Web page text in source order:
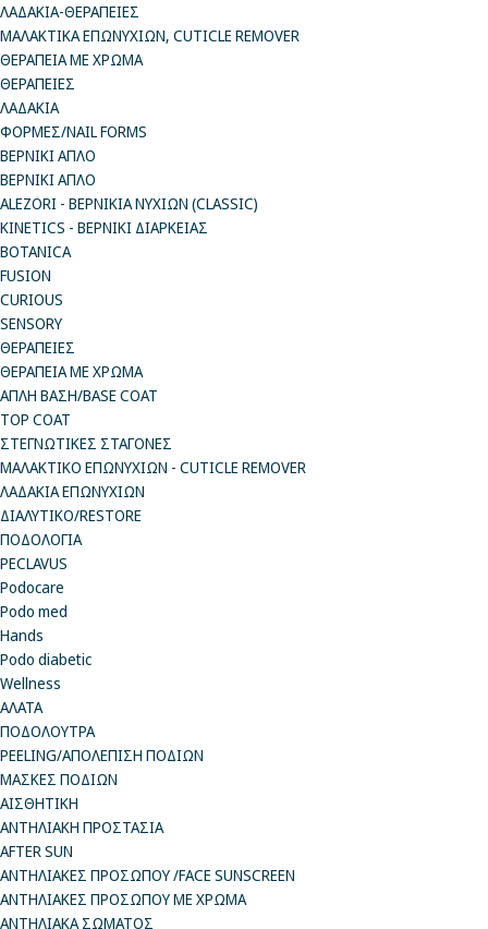
ΛΑΔΑΚΙΑ-ΘΕΡΑΠΕΙΕΣ
ΜΑΛΑΚΤΙΚΑ ΕΠΩΝΥΧΙΩΝ, CUTICLE REMOVER
ΘΕΡΑΠΕΙΑ ΜΕ ΧΡΩΜΑ
ΘΕΡΑΠΕΙΕΣ
ΛΑΔΑΚΙΑ
ΦΟΡΜΕΣ/NAIL FORMS
ΒΕΡΝΙΚΙ ΑΠΛΟ
ΒΕΡΝΙΚΙ ΑΠΛΟ
ALEZORI - ΒΕΡΝΙΚΙΑ ΝΥΧΙΩΝ (CLASSIC)
KINETICS - ΒΕΡΝΙΚΙ ΔΙΑΡΚΕΙΑΣ
BOTANICA
FUSION
CURIOUS
SENSORY
ΘΕΡΑΠΕΙΕΣ
ΘΕΡΑΠΕΙΑ ΜΕ ΧΡΩΜΑ
ΑΠΛΗ ΒΑΣΗ/BASE COAT
TOP COAT
ΣΤΕΓΝΩΤΙΚΕΣ ΣΤΑΓΟΝΕΣ
ΜΑΛΑΚΤΙΚΟ ΕΠΩΝΥΧΙΩΝ - CUTICLE REMOVER
ΛΑΔΑΚΙΑ ΕΠΩΝΥΧΙΩΝ
ΔΙΑΛΥΤΙΚΟ/RESTORE
ΠΟΔΟΛΟΓΙΑ
PECLAVUS
Podocare
Podo med
Hands
Podo diabetic
Wellness
ΑΛΑΤΑ
ΠΟΔΟΛΟΥΤΡΑ
PEELING/ΑΠΟΛΕΠΙΣΗ ΠΟΔΙΩΝ
ΜΑΣΚΕΣ ΠΟΔΙΩΝ
ΑΙΣΘΗΤΙΚΗ
ΑΝΤΗΛΙΑΚΗ ΠΡΟΣΤΑΣΙΑ
AFTER SUN
ΑΝΤΗΛΙΑΚΕΣ ΠΡΟΣΩΠΟΥ /FACE SUNSCREEN
ΑΝΤΗΛΙΑΚΕΣ ΠΡΟΣΩΠΟΥ ΜΕ ΧΡΩΜΑ
ΑΝΤΗΛΙΑΚΑ ΣΩΜΑΤΟΣ